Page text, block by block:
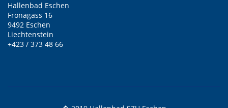
Hallenbad Eschen
Fronagass 16
9492 Eschen
Liechtenstein
+423 / 373 48 66